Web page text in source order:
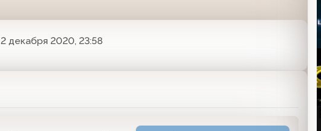
2 декабря 2020, 23:58